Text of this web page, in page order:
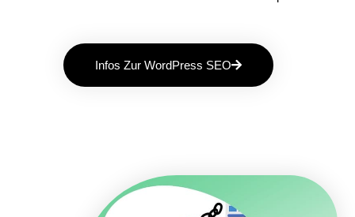
Infos Zur WordPress SEO